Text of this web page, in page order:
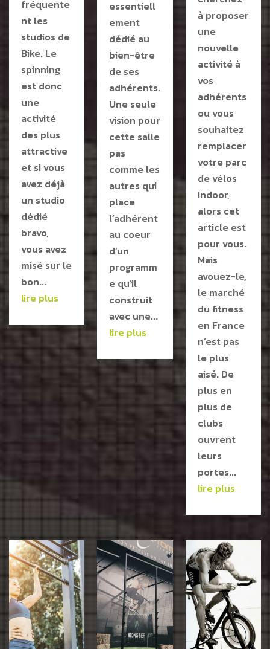
fréquente
nt les
studios de
Bike. Le
spinning
est donc
une
activité
des plus
attractive
et si vous
avez déjà
un studio
dédié
bravo,
vous avez
misé sur le
bon...
lire plus
essentiell
ement
dédié au
bien-être
de ses
adhérents.
Une seule
vision pour
cette salle
pas
comme les
autres qui
place
l’adhérent
au coeur
d’un
programm
e qu’il
construit
avec une...
lire plus
à proposer
une
nouvelle
activité à
vos
adhérents
ou vous
souhaitez
remplacer
votre parc
de vélos
indoor,
alors cet
article est
pour vous.
Mais
avouez-le,
le marché
du fitness
en France
n’est pas
le plus
aisé. De
plus en
plus de
clubs
ouvrent
leurs
portes...
lire plus